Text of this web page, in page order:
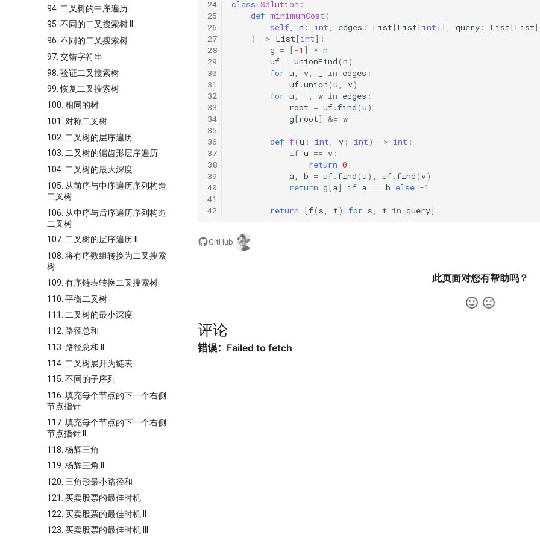
94. 二叉树的中序遍历
95. 不同的二叉搜索树 II
96. 不同的二叉搜索树
97. 交错字符串
98. 验证二叉搜索树
99. 恢复二叉搜索树
100. 相同的树
101. 对称二叉树
102. 二叉树的层序遍历
103. 二叉树的锯齿形层序遍历
104. 二叉树的最大深度
105. 从前序与中序遍历序列构造
二叉树
106. 从中序与后序遍历序列构造
二叉树
107. 二叉树的层序遍历 II
108. 将有序数组转换为二叉搜索
树
109. 有序链表转换二叉搜索树
110. 平衡二叉树
111. 二叉树的最小深度
112. 路径总和
113. 路径总和 II
114. 二叉树展开为链表
115. 不同的子序列
116. 填充每个节点的下一个右侧
节点指针
117. 填充每个节点的下一个右侧
节点指针 II
118. 杨辉三角
119. 杨辉三角 II
120. 三角形最小路径和
121. 买卖股票的最佳时机
122. 买卖股票的最佳时机 II
123. 买卖股票的最佳时机 III
24
25
26
27
28
29
30
31
32
33
34
35
36
37
38
39
40
41
42
class Solution :
def minimumCost(
self, n : int, edges : List[List[int]], query : List[List[
)
-> List[int]:
g = [-1 ] * n
uf = UnionFind(n)
for u, v, in edges :
uf.union(u, v)
for u, , w in edges :
root = uf.find(u)
g[root] &= w
def f(u : int, v : int) -> int :
if u == v :
return 0
a, b = uf.find(u), uf.find(v)
return g[a] if a == b else -1
return [f( s, t) for s, t in query]
GitHub
此页面对您有帮助吗？
评论